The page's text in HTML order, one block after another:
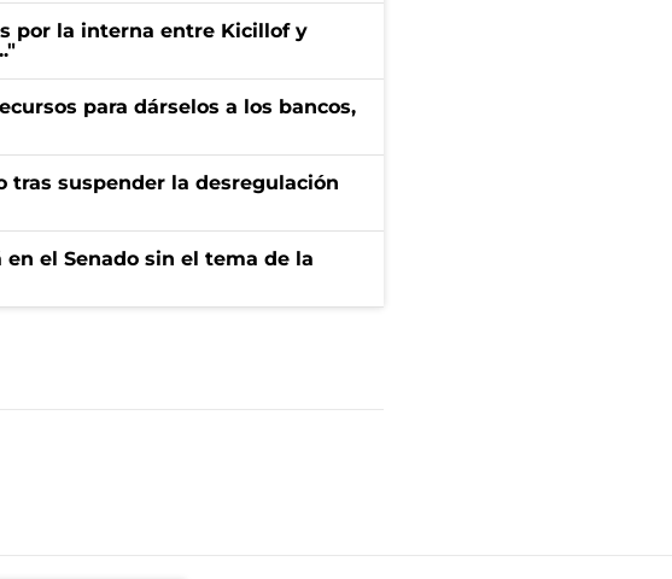
por la interna entre Kicillof y
para dárselos a los bancos,
tras suspender la desregulación
el Senado sin el tema de la